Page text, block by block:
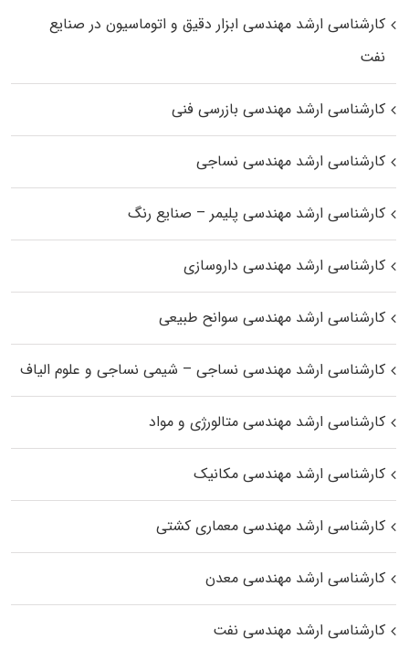
کارشناسی ارشد مهندسی ابزار دقیق و اتوماسیون در صنایع
نفت
کارشناسی ارشد مهندسی بازرسی فنی
کارشناسی ارشد مهندسی نساجی
کارشناسی ارشد مهندسی پلیمر – صنایع رنگ
کارشناسی ارشد مهندسی داروسازی
کارشناسی ارشد مهندسی سوانح طبیعی
کارشناسی ارشد مهندسی نساجی – شیمی نساجی و علوم الیاف
کارشناسی ارشد مهندسی متالورژی و مواد
کارشناسی ارشد مهندسی مکانیک
کارشناسی ارشد مهندسی معماری کشتی
کارشناسی ارشد مهندسی معدن
کارشناسی ارشد مهندسی نفت